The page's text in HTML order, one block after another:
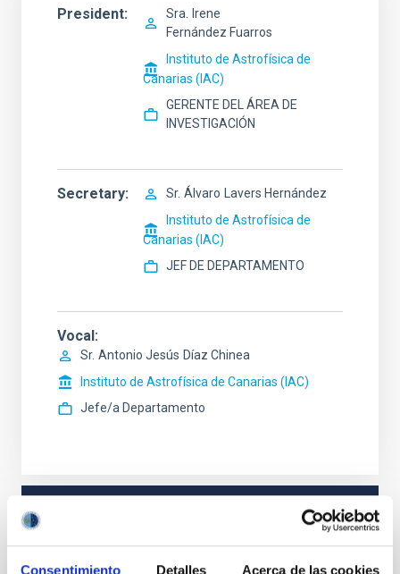
Consentimiento Detalles Acerca de las cookies
President Sra.
Irene
Fernández Fuarros
Instituto de Astrofísica de
Canarias (IAC)
GERENTE DEL ÁREA DE
INVESTIGACIÓN
Secretary Sr. Álvaro
Lavers Hernández
Instituto de Astrofísica de
Canarias (IAC)
JEF DE DEPARTAMENTO
Vocal
Sr. Antonio Jesús Díaz Chinea
Instituto de Astrofísica de Canarias (IAC)
Jefe/a Departamento
PROFESSIONAL PROFILE